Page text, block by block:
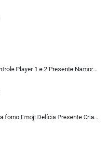
Caneca Casal Controle Player 1 e 2 Presente Namorados Geek
Luva Térmica Para forno Emoji Delícia Presente Criativo Geek